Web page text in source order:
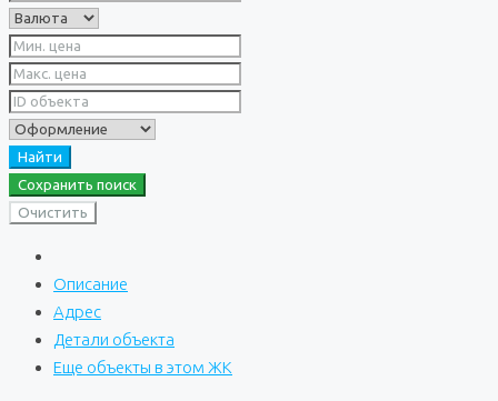
Найти
Сохранить поиск
Очистить
Описание
Адрес
Детали объекта
Еще объекты в этом ЖК